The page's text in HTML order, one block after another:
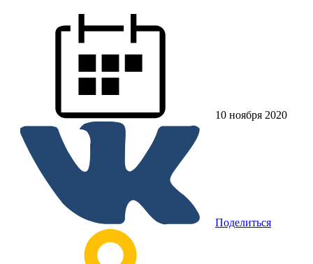
10 ноября 2020
Поделиться